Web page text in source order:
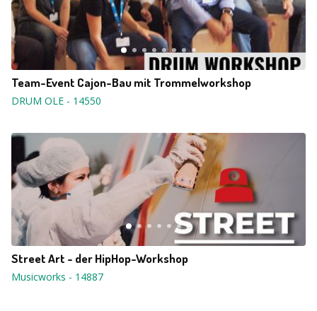
Team-Event Cajon-Bau mit Trommelworkshop
DRUM OLE - 14550
Street Art - der HipHop-Workshop
Musicworks - 14887